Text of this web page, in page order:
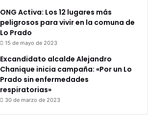
ONG Activa: Los 12 lugares más
peligrosos para vivir en la comuna de
Lo Prado
15 de mayo de 2023
Excandidato alcalde Alejandro
Chanique inicia campaña: «Por un Lo
Prado sin enfermedades
respiratorias»
30 de marzo de 2023